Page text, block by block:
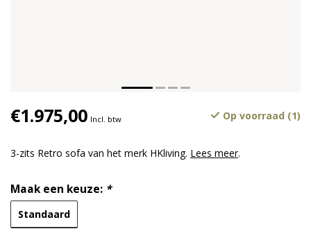
€1.975,00 Incl. btw Op voorraad (1)
3-zits Retro sofa van het merk HKliving. Lees meer.
Maak een keuze: *
Standaard